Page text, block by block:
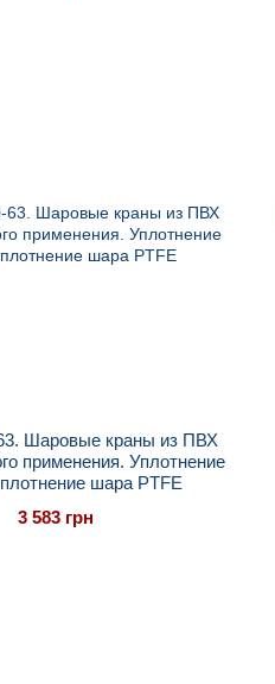
Шаровые краны из ПВХ
применения. Уплотнение
шара PTFE
3 583 грн